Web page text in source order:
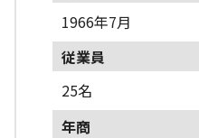
1966年7月
従業員
25名
年商